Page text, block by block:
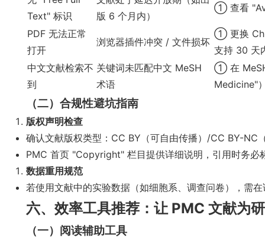
Text" 标识
版 6 个月内）
① 查看
PDF 无法正常
打开
浏览器插件冲突 / 文件损坏
① 更换
支持 30 天
中文文献检索不
到
关键词未匹配中文 MeSH
术语
① 在
Medicine"
（二）合规性避坑指南
版权声明检查
确认文献版权类型：CC BY（可自由传播）/CC BY-
PMC 首页 "Copyright" 栏目提供详细说明，引用时务必
数据重用规范
若使用文献中的实验数据（如细胞系、调查问卷），需
六、效率工具推荐：让 PMC 文献为
（一）阅读辅助工具